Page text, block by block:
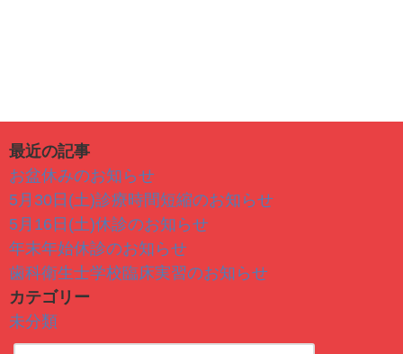
最近の記事
お盆休みのお知らせ
5月30日(土)診療時間短縮のお知らせ
5月16日(土)休診のお知らせ
年末年始休診のお知らせ
歯科衛生士学校臨床実習のお知らせ
カテゴリー
未分類